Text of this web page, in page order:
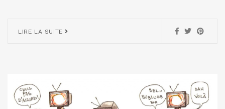
LIRE LA SUITE